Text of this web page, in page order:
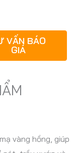
VẤN BÁO
GIÁ
vàng hồng, giúp